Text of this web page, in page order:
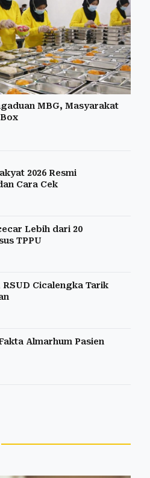
MBG, Masyarakat
2026 Resmi
Cara Cek
Lebih dari 20
TPPU
Cicalengka Tarik
Almarhum Pasien